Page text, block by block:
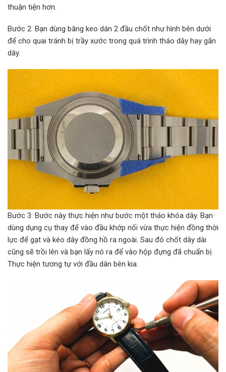
thuận tiện hơn.
Bước 2: Bạn dùng băng keo dán 2 đầu chốt như hình bên dưới
để cho quai tránh bị trầy xước trong quá trình tháo dây hay gắn
dây.
Bước 3: Bước này thực hiện như bước một tháo khóa dây. Bạn
dùng dụng cụ thay để vào đầu khớp nối vừa thực hiện đồng thời
lực để gạt và kéo dây đồng hồ ra ngoài. Sau đó chốt dây dài
cũng sẽ trồi lên và bạn lấy nó ra để vào hộp đựng đã chuẩn bị.
Thực hiện tương tự với đầu dân bên kia.